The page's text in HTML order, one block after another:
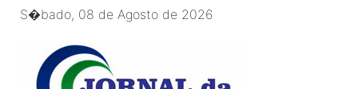
S�bado, 08 de Agosto de 2026